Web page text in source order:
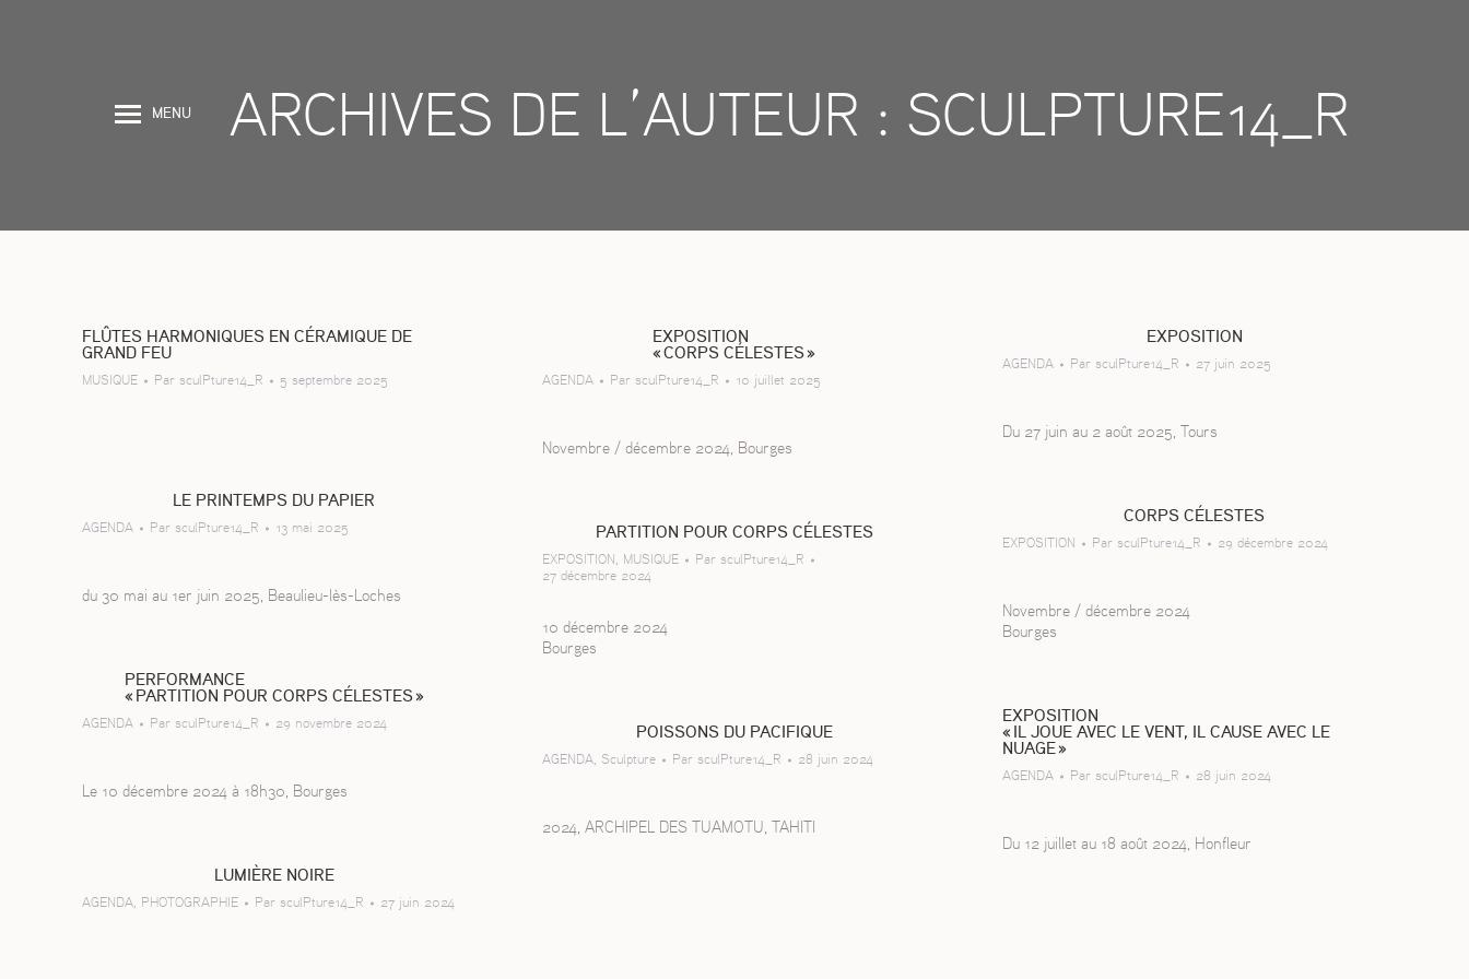
MENU ARCHIVES DE L’AUTEUR : SCULPTURE14_R
FLÛTES HARMONIQUES EN CÉRAMIQUE DE
GRAND FEU
MUSIQUE Par sculPture14_R 5 septembre 2025
EXPOSITION
« CORPS CÉLESTES »
AGENDA Par sculPture14_R 10 juillet 2025
Novembre / décembre 2024, Bourges
EXPOSITION
AGENDA Par sculPture14_R 27 juin 2025
Du 27 juin au 2 août 2025, Tours
LE PRINTEMPS DU PAPIER
AGENDA Par sculPture14_R 13 mai 2025
du 30 mai au 1er juin 2025, Beaulieu-lès-Loches
CORPS CÉLESTES
EXPOSITION Par sculPture14_R 29 décembre 2024
Novembre / décembre 2024
Bourges
PARTITION POUR CORPS CÉLESTES
EXPOSITION, MUSIQUE Par sculPture14_R
27 décembre 2024
10 décembre 2024
Bourges
PERFORMANCE
« PARTITION POUR CORPS CÉLESTES »
AGENDA Par sculPture14_R 29 novembre 2024
Le 10 décembre 2024 à 18h30, Bourges
EXPOSITION
« IL JOUE AVEC LE VENT, IL CAUSE AVEC LE
NUAGE »
AGENDA Par sculPture14_R 28 juin 2024
Du 12 juillet au 18 août 2024, Honfleur
POISSONS DU PACIFIQUE
AGENDA, Sculpture Par sculPture14_R 28 juin 2024
2024, ARCHIPEL DES TUAMOTU, TAHITI
LUMIÈRE NOIRE
AGENDA, PHOTOGRAPHIE Par sculPture14_R 27 juin 2024